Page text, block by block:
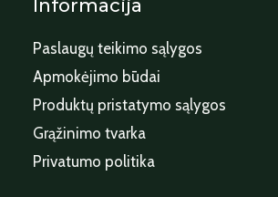
Informacija
Paslaugų teikimo sąlygos
Apmokėjimo būdai
Produktų pristatymo sąlygos
Grąžinimo tvarka
Privatumo politika